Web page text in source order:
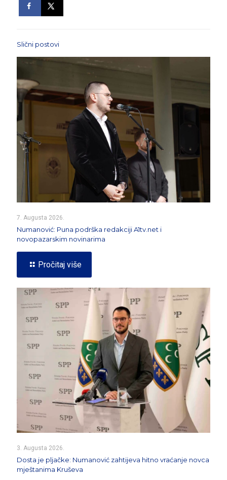
Slični postovi
7. Augusta 2026.
Numanović: Puna podrška redakciji A1tv.net i
novopazarskim novinarima
Pročitaj više
3. Augusta 2026.
Dosta je pljačke: Numanović zahtijeva hitno vraćanje novca
mještanima Kruševa